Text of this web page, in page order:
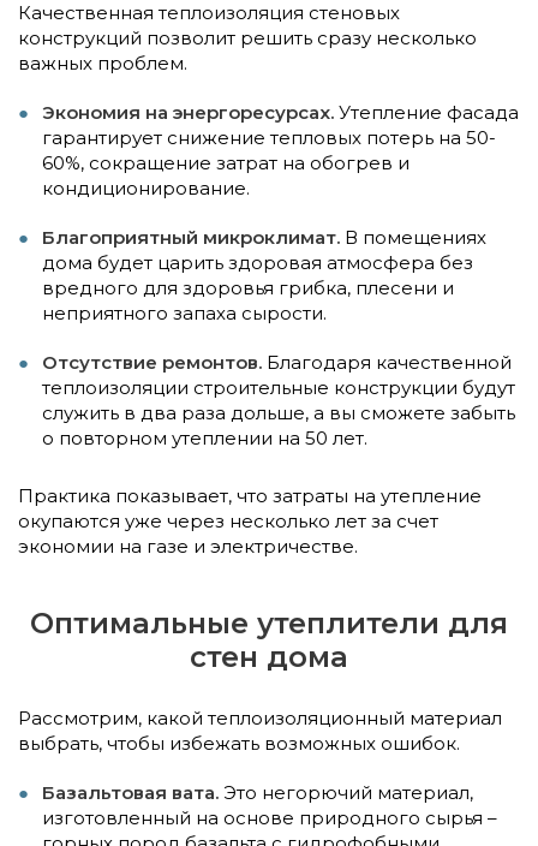
Качественная теплоизоляция стеновых
конструкций позволит решить сразу несколько
важных проблем.
Экономия на энергоресурсах. Утепление фасада
гарантирует снижение тепловых потерь на 50-
60%, сокращение затрат на обогрев и
кондиционирование.
Благоприятный микроклимат. В помещениях
дома будет царить здоровая атмосфера без
вредного для здоровья грибка, плесени и
неприятного запаха сырости.
Отсутствие ремонтов. Благодаря качественной
теплоизоляции строительные конструкции будут
служить в два раза дольше, а вы сможете забыть
о повторном утеплении на 50 лет.
Практика показывает, что затраты на утепление
окупаются уже через несколько лет за счет
экономии на газе и электричестве.
Оптимальные утеплители для
стен дома
Рассмотрим, какой теплоизоляционный материал
выбрать, чтобы избежать возможных ошибок.
Базальтовая вата. Это негорючий материал,
изготовленный на основе природного сырья –